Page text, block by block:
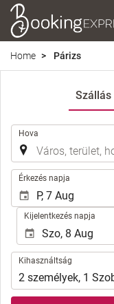
Home Párizs
Szállás
Hova
Érkezés napja
Kijelentkezés napja
Kihasználtság
Kihasználtság
2 személyek, 1